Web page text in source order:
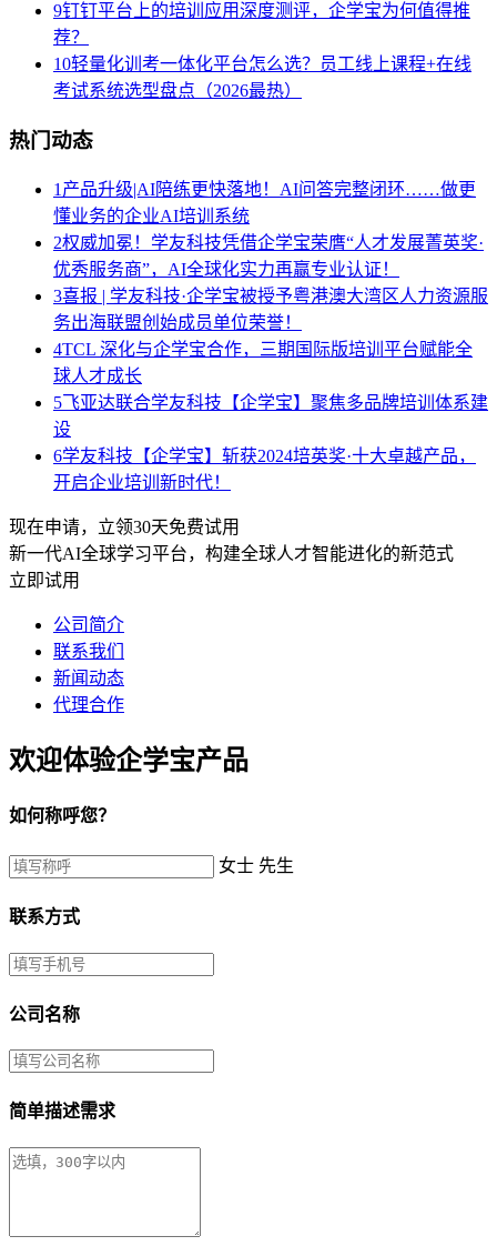
9钉钉平台上的培训应用深度测评，企学宝为何值得推
荐？
10轻量化训考一体化平台怎么选？员工线上课程+在线
考试系统选型盘点（2026最热）
热门动态
1 产品升级|AI陪练更快落地！AI问答完整闭环……做更
懂业务的企业AI培训系统
2权威加冕！学友科技凭借企学宝荣膺“人才发展菁英奖·
优秀服务商”，AI全球化实力再赢专业认证！
3喜报 | 学友科技·企学宝被授予粤港澳大湾区人力资源服
务出海联盟创始成员单位荣誉！
4TCL 深化与企学宝合作，三期国际版培训平台赋能全
球人才成长
5飞亚达联合学友科技【企学宝】聚焦多品牌培训体系建
设
6学友科技【企学宝】斩获2024培英奖·十大卓越产品，
开启企业培训新时代！
现在申请，立领30天免费试用
新一代AI全球学习平台，构建全球人才智能进化的新范式
立即试用
公司简介
联系我们
新闻动态
代理合作
欢迎体验企学宝产品
如何称呼您？
女士 先生
联系方式
公司名称
简单描述需求